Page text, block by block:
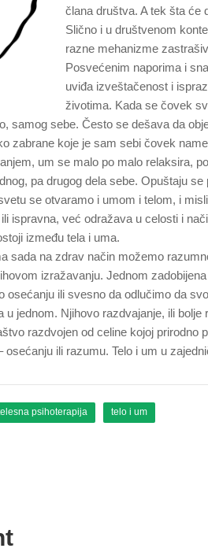
člana društva. A tek šta će
Slično i u društvenom
razne mehanizme
Posvećenim naporima i
uviđa izveštačenost i
životima. Kada se čovek
samog sebe. Često se dešava da
zabrane koje je sam sebi čovek
um se malo po malo relaksira,
pa drugog dela sebe. Opuštaju
se otvaramo i umom i telom, i
ispravna, već odražava u celosti i
između tela i uma.
sada na zdrav način možemo
izražavanju. Jednom
ili svesno da odlučimo da
u jednom. Njihovo razdvajanje, ili
razdvojen od celine kojoj prirodno
ili razumu. Telo i um u
psihoterapija telo i um